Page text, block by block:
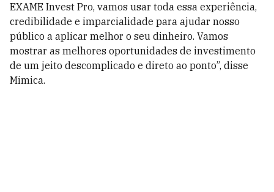
EXAME Invest Pro, vamos usar toda essa experiência,
credibilidade e imparcialidade para ajudar nosso
público a aplicar melhor o seu dinheiro. Vamos
mostrar as melhores oportunidades de investimento
de um jeito descomplicado e direto ao ponto”, disse
Mimica.